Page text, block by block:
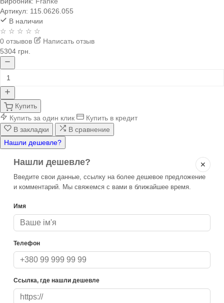
Артикул: 115.0626.055
В наличии
☆ ☆ ☆ ☆ ☆
0 отзывов
Написать отзыв
5304 грн.
Купить
Купить за один клик
Купить в кредит
В закладки
В сравнение
Нашли дешевле?
✕
Нашли дешевле?
Введите свои данные, ссылку на более дешевое предложение
и комментарий. Мы свяжемся с вами в ближайшее время.
Имя
Телефон
Ссылка, где нашли дешевле